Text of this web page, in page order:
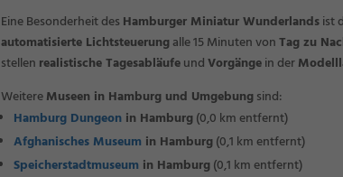
Eine Besonderheit des Hamburger Miniatur Wunderlandsist
automatisierte Lichtsteuerungalle 15 Minuten vonTag zu
stellen realistische TagesabläufeundVorgängein der
WeitereMuseen in Hamburg und Umgebungsind:
Hamburg Dungeon in Hamburg(0,0 km entfernt)
Afghanisches Museum in Hamburg(0,1 km entfernt)
Speicherstadtmuseum in Hamburg(0,1 km entfernt)